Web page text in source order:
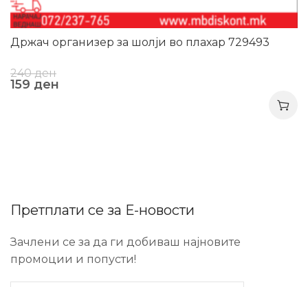
Држач организер за шолји во плахар 729493
240ден
159 ден
Претплати се за Е-новости
Зачлени се за да ги добиваш најновите
промоции и попусти!